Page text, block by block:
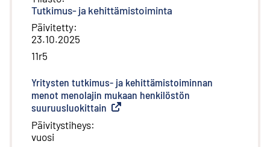
Tutkimus- ja kehittämistoiminta
Päivitetty:
23.10.2025
11r5
Yritysten tutkimus- ja kehittämistoiminnan
menot menolajin mukaan henkilöstön
suuruusluokittain Ulkoinen linkki
Päivitystiheys:
vuosi